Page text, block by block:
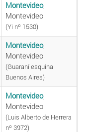
Montevideo,
Montevideo
(Yi nº 1538)
Montevideo,
Montevideo
(Guaraní esquina
Buenos Aires)
Montevideo,
Montevideo
(Luis Alberto de Herrera
nº 3972)